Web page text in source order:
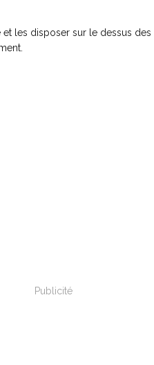
les disposer sur le dessus des
Publicité